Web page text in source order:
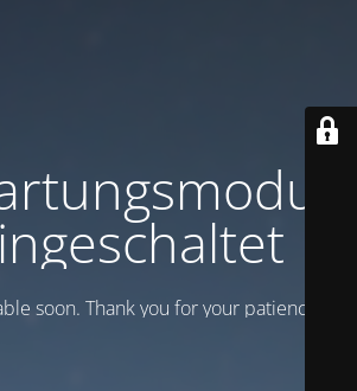
soon. Thank you for your patience!